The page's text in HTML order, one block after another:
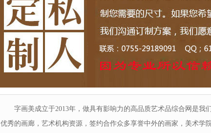
字画美成立于2013年，做具有影响力的高品质艺术品综合网是我
优秀的画廊，艺术机构资源，签约合作众多享誉中外的画家，美术学